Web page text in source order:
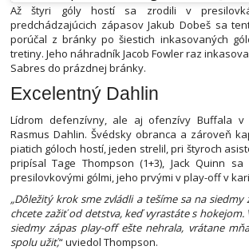
Až štyri góly hostí sa zrodili v
predchádzajúcich zápasov Jakub Dobeš sa
porúčal z bránky po šiestich inkasovaných
tretiny. Jeho náhradník Jacob Fowler raz
Sabres do prázdnej bránky.
Excelentný Dahlin
Lídrom defenzívny, ale aj ofenzívy Buffala
Rasmus Dahlin. Švédsky obranca a zároveň
piatich góloch hostí, jeden strelil, pri štyroch
pripísal Tage Thompson (1+3), Jack Quinn
presilovkovými gólmi, jeho prvými v play-off v
„Dôležitý krok sme zvládli a tešíme sa na siedmy
chcete zažiť od detstva, keď vyrastáte s hokejom.
siedmy zápas play-off ešte nehrala, vrátane
spolu užiť,“ uviedol Thompson.